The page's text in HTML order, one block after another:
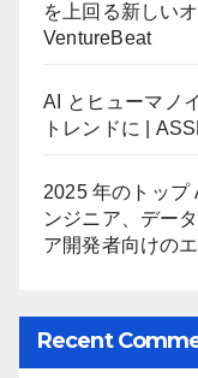
を上回る新しい
VentureBeat
AI とヒューマノ
トレンドに |
2025 年のトップ
ンジニア、デー
ア開発者向けの
Recent